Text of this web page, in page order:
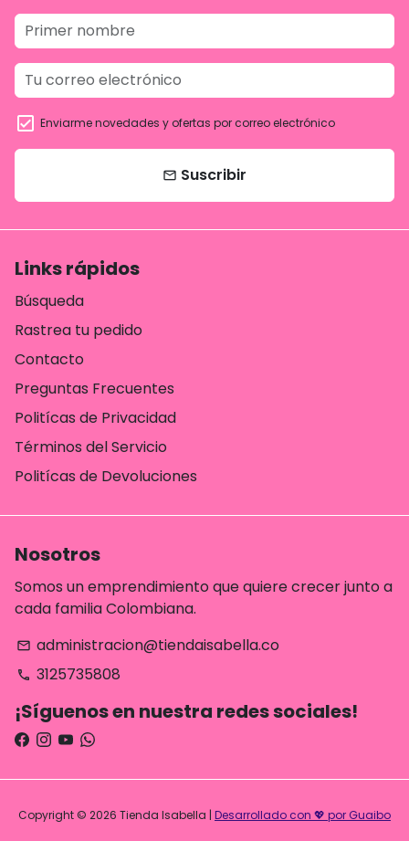
Enviarme novedades y ofertas por correo electrónico
email Suscribir
Links rápidos
Búsqueda
Rastrea tu pedido
Contacto
Preguntas Frecuentes
Politícas de Privacidad
Términos del Servicio
Politícas de Devoluciones
Nosotros
Somos un emprendimiento que quiere crecer junto a
cada familia Colombiana.
email administracion@tiendaisabella.co
phone 3125735808
¡Síguenos en nuestra redes sociales!
Copyright © 2026 Tienda Isabella | Desarrollado con 💖 por Guaibo